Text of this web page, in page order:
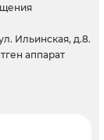
Ильинская, д.8.
аппарат